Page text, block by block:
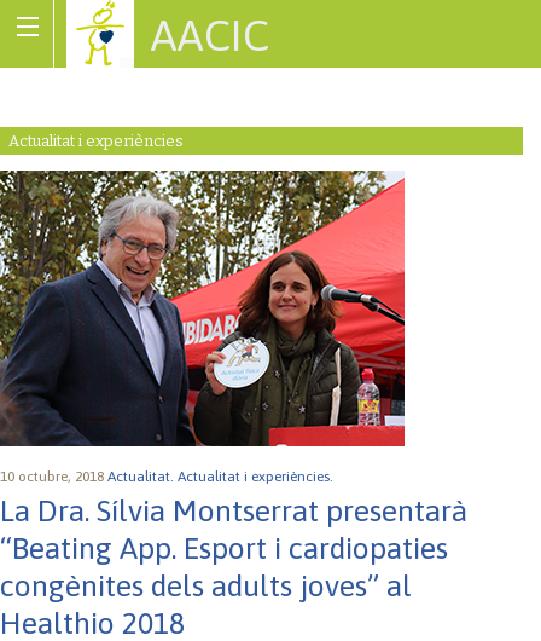
AACIC
Actualitat i experiències
10 octubre, 2018 Actualitat. Actualitat i experiències.
La Dra. Sílvia Montserrat presentarà
“Beating App. Esport i cardiopaties
congènites dels adults joves” al
Healthio 2018